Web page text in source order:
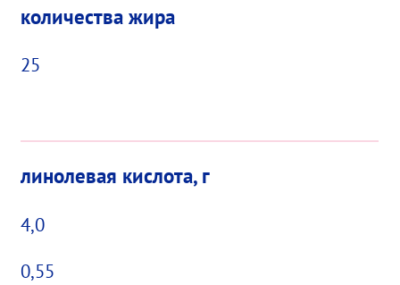
количества жира
25
линолевая кислота, г
4,0
0,55